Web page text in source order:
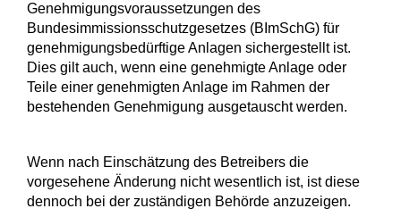
Genehmigungsvoraussetzungen des
Bundesimmissionsschutzgesetzes (BImSchG) für
genehmigungsbedürftige Anlagen sichergestellt ist.
Dies gilt auch, wenn eine genehmigte Anlage oder
Teile einer genehmigten Anlage im Rahmen der
bestehenden Genehmigung ausgetauscht werden.
Wenn nach Einschätzung des Betreibers die
vorgesehene Änderung nicht wesentlich ist, ist diese
dennoch bei der zuständigen Behörde anzuzeigen.